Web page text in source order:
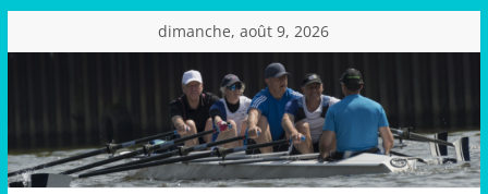
au
dimanche, août 9, 2026